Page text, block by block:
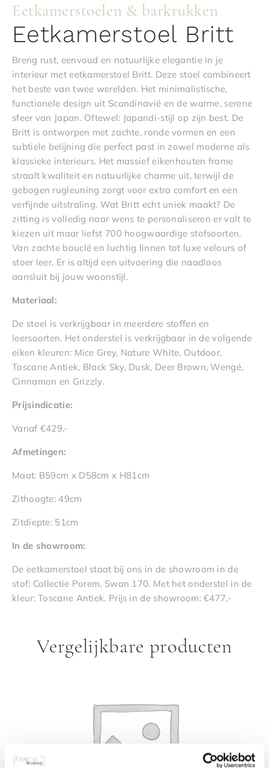
Eetkamerstoelen & barkrukken
Eetkamerstoel Britt
Breng rust, eenvoud en natuurlijke elegantie in je
interieur met eetkamerstoel Britt. Deze stoel combineert
het beste van twee werelden. Het minimalistische,
functionele design uit Scandinavië en de warme, serene
sfeer van Japan. Oftewel: Japandi-stijl op zijn best. De
Britt is ontworpen met zachte, ronde vormen en een
subtiele belijning die perfect past in zowel moderne als
klassieke interieurs. Het massief eikenhouten frame
straalt kwaliteit en natuurlijke charme uit, terwijl de
gebogen rugleuning zorgt voor extra comfort en een
verfijnde uitstraling. Wat Britt echt uniek maakt? De
zitting is volledig naar wens te personaliseren er valt te
kiezen uit maar liefst 700 hoogwaardige stofsoorten.
Van zachte bouclé en luchtig linnen tot luxe velours of
stoer leer. Er is altijd een uitvoering die naadloos
aansluit bij jouw woonstijl.
Materiaal:
De stoel is verkrijgbaar in meerdere stoffen en
leersoorten. Het onderstel is verkrijgbaar in de volgende
eiken kleuren: Mice Grey, Nature White, Outdoor,
Toscane Antiek, Black Sky, Dusk, Deer Brown, Wengé,
Cinnamon en Grizzly.
Prijsindicatie:
Vanaf €429,-
Afmetingen:
Maat: B59cm x D58cm x H81cm
Zithoogte: 49cm
Zitdiepte: 51cm
In de showroom:
De eetkamerstoel staat bij ons in de showroom in de
stof: Collectie Porem, Swan 170. Met het onderstel in de
kleur: Toscane Antiek. Prijs in de showroom: €477,-
Vergelijkbare producten